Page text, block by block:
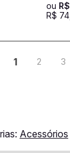
ou R$
R$ 74
1 2 3
Acessórios